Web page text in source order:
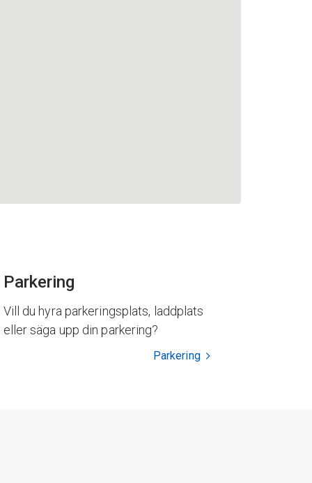
Parkering
Vill du hyra parkeringsplats, laddplats
eller säga upp din parkering?
Parkering